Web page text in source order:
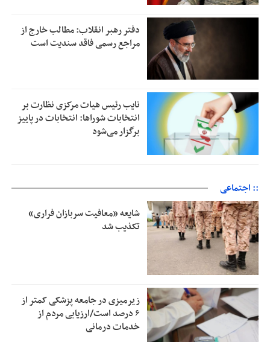
دفتر رهبر انقلاب: مطالب خارج از
مراجع رسمی فاقد سندیت است
نایب رئیس هیات مرکزی نظارت بر
انتخابات شوراها: انتخابات در پاییز
برگزار می‌شود
:: اجتماعی
شایعه «معافیت سربازان فراری»
تکذیب شد
زیرمیزی در جامعه پزشکی کمتر از
۶ درصد است/ارزیابی مردم از
خدمات درمانی